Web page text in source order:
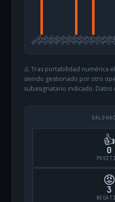
09/02
16/0223/0202/0309/0316/0323/0330/0306/0413/0420/0427/0404/05
11/
⚠️ Tras portabilidad numérica
siendo gestionado por otro
subasignatario indicado. Datos
👍
0
😡
3